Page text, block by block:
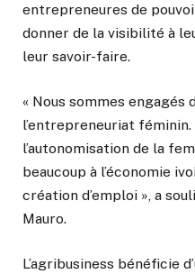
entrepreneures de
donner de la visibilité à
leur savoir-faire.
« Nous sommes engagés
l’entrepreneuriat féminin.
l’autonomisation de la
beaucoup à l’économie
création d’emploi », a
Mauro.
L’agribusiness bénéficie